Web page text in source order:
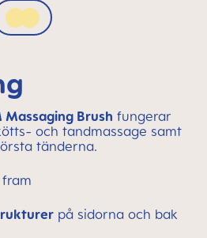
Sunlight
Massaging Brush fungerar
och tandmassage samt
tänderna.
på sidorna och bak